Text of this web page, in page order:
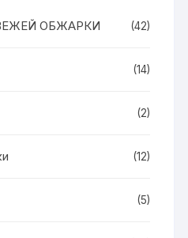
ОБЖАРКИ (42)
(14)
(2)
(12)
(5)